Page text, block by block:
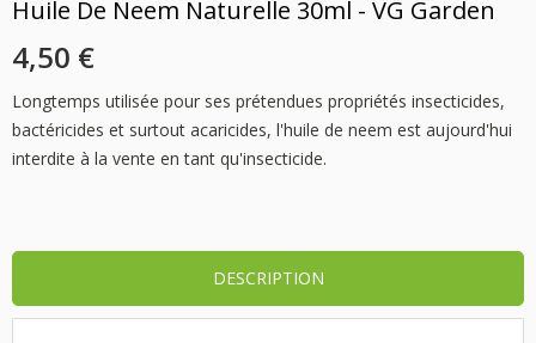
Huile De Neem Naturelle 30ml - VG Garden
4,50 €
Longtemps utilisée pour ses prétendues propriétés insecticides,
bactéricides et surtout acaricides, l'huile de neem est aujourd'hui
interdite à la vente en tant qu'insecticide.
DESCRIPTION